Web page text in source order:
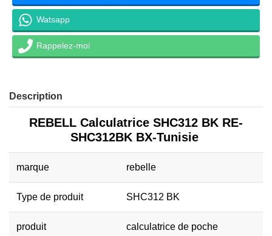
Watsapp
Rappelez-moi
Description
REBELL Calculatrice SHC312 BK RE-
SHC312BK BX-Tunisie
marque rebelle
Type de produit SHC312 BK
produit calculatrice de poche